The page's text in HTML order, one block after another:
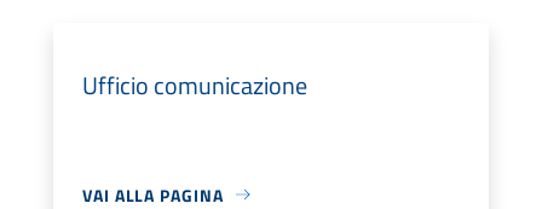
Ufficio comunicazione
VAI ALLA PAGINA